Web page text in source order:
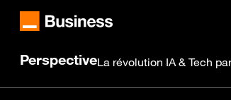
PerspectiveLa révolution IA & Tech